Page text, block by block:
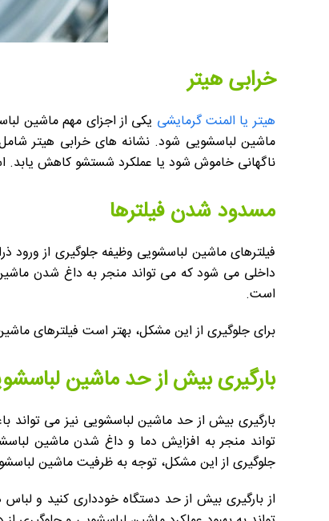
خرابی هیتر
هیتر یا المنت گرمایشی یکی از اجزای مهم ماشین
ماشین لباسشویی شود. نشانه های خرابی هیتر
ناگهانی خاموش شود یا عملکرد شستشو کاهش یابد.
مسدود شدن فیلترها
فیلترهای ماشین لباسشویی وظیفه جلوگیری از
داخلی می شود که می تواند منجر به داغ شدن
است.
برای جلوگیری از این مشکل، بهتر است فیلترهای
بارگیری بیش از حد ماشین
بارگیری بیش از حد ماشین لباسشویی نیز می
تواند منجر به افزایش دما و داغ شدن ماشین
جلوگیری از این مشکل، توجه به ظرفیت ماشین
از بارگیری بیش از حد دستگاه خودداری کنید و